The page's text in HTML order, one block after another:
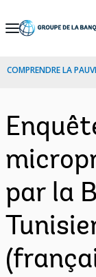
Skip
Navigation
COMPRENDRE LA
par la